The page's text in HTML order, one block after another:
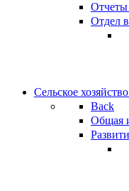
Отчеты
Отдел
Сельское
Back
Общая